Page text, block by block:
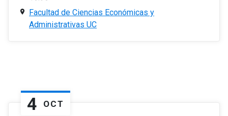
Facultad de Ciencias Económicas y
Administrativas UC
4 OCT